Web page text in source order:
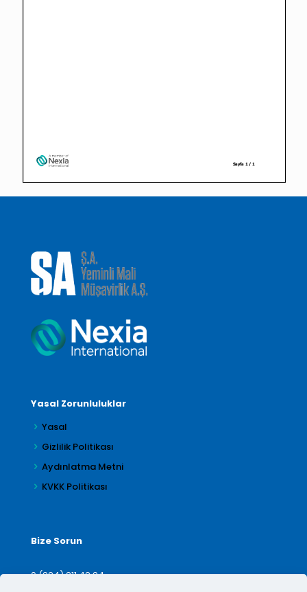
Yasal Zorunluluklar
Yasal
Gizlilik Politikası
Aydınlatma Metni
KVKK Politikası
Bize Sorun
0 (224) 211 42 24